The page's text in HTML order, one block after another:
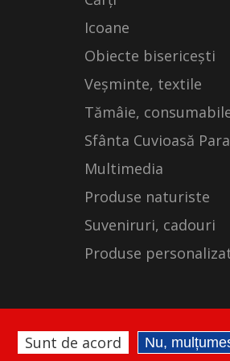
Icoane
Obiecte bisericești
Veșminte, textile
Tămâie,
Sfânta Cuvioasă
Multimedia
Produse naturiste
Suveniruri, cadouri
Produse
Sunt de acord Nu,